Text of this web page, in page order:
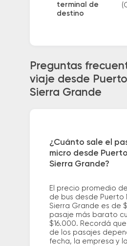
terminal de
destino
Preguntas
viaje desde
Sierra Grande
¿Cuánto sale el
micro desde
Sierra Grande?
El precio promedio
de bus desde Puerto
Sierra Grande es de
pasaje más barato
$16.000. Recordá
de los pasajes
fecha, la empresa y